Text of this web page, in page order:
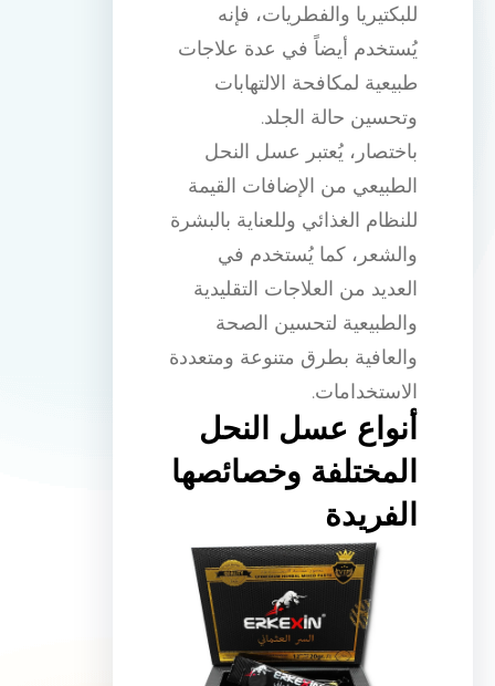
للبكتيريا والفطريات، فإنه
يُستخدم أيضاً في عدة علاجات
طبيعية لمكافحة الالتهابات
وتحسين حالة الجلد.
باختصار، يُعتبر عسل النحل
الطبيعي من الإضافات القيمة
للنظام الغذائي وللعناية بالبشرة
والشعر، كما يُستخدم في
العديد من العلاجات التقليدية
والطبيعية لتحسين الصحة
والعافية بطرق متنوعة ومتعددة
الاستخدامات.
أنواع عسل النحل
المختلفة وخصائصها
الفريدة